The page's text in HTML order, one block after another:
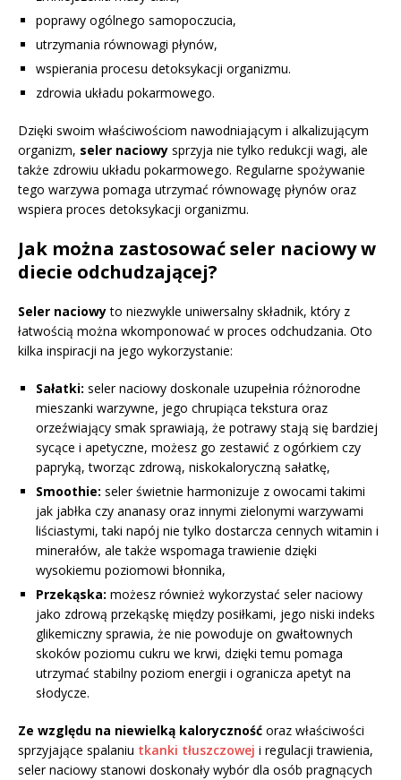
poprawy ogólnego samopoczucia,
utrzymania równowagi płynów,
wspierania procesu detoksykacji organizmu.
zdrowia układu pokarmowego.
Dzięki swoim właściwościom nawodniającym i alkalizującym
organizm, seler naciowy sprzyja nie tylko redukcji wagi, ale
także zdrowiu układu pokarmowego. Regularne spożywanie
tego warzywa pomaga utrzymać równowagę płynów oraz
wspiera proces detoksykacji organizmu.
Jak można zastosować seler naciowy w
diecie odchudzającej?
Seler naciowyto niezwykle uniwersalny składnik, który z
łatwością można wkomponować w proces odchudzania. Oto
kilka inspiracji na jego wykorzystanie:
Sałatki: seler naciowy doskonale uzupełnia różnorodne
mieszanki warzywne, jego chrupiąca tekstura oraz
orzeźwiający smak sprawiają, że potrawy stają się bardziej
sycące i apetyczne, możesz go zestawić z ogórkiem czy
papryką, tworząc zdrową, niskokaloryczną sałatkę,
Smoothie: seler świetnie harmonizuje z owocami takimi
jak jabłka czy ananasy oraz innymi zielonymi warzywami
liściastymi, taki napój nie tylko dostarcza cennych witamin i
minerałów, ale także wspomaga trawienie dzięki
wysokiemu poziomowi błonnika,
Przekąska: możesz również wykorzystać seler naciowy
jako zdrową przekąskę między posiłkami, jego niski indeks
glikemiczny sprawia, że nie powoduje on gwałtownych
skoków poziomu cukru we krwi, dzięki temu pomaga
utrzymać stabilny poziom energii i ogranicza apetyt na
słodycze.
Ze względu na niewielką kaloryczność oraz właściwości
sprzyjające spalaniu tkanki tłuszczowej i regulacji trawienia,
seler naciowy stanowi doskonały wybór dla osób pragnących